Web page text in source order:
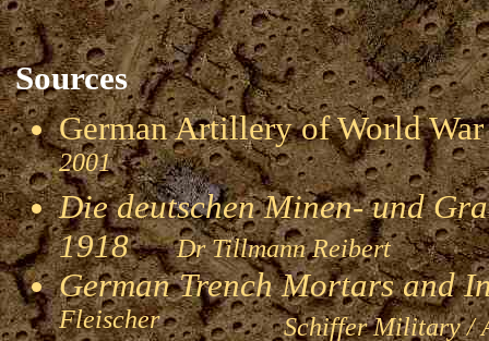
Sources
German Artillery of World
2001
Die deutschen Minen- und
1918Dr Tillmann Reibert
German Trench Mortars and
FleischerSchiffer Military /